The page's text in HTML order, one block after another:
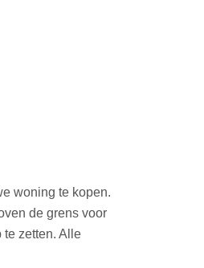
woning te kopen.
de grens voor
zetten. Alle